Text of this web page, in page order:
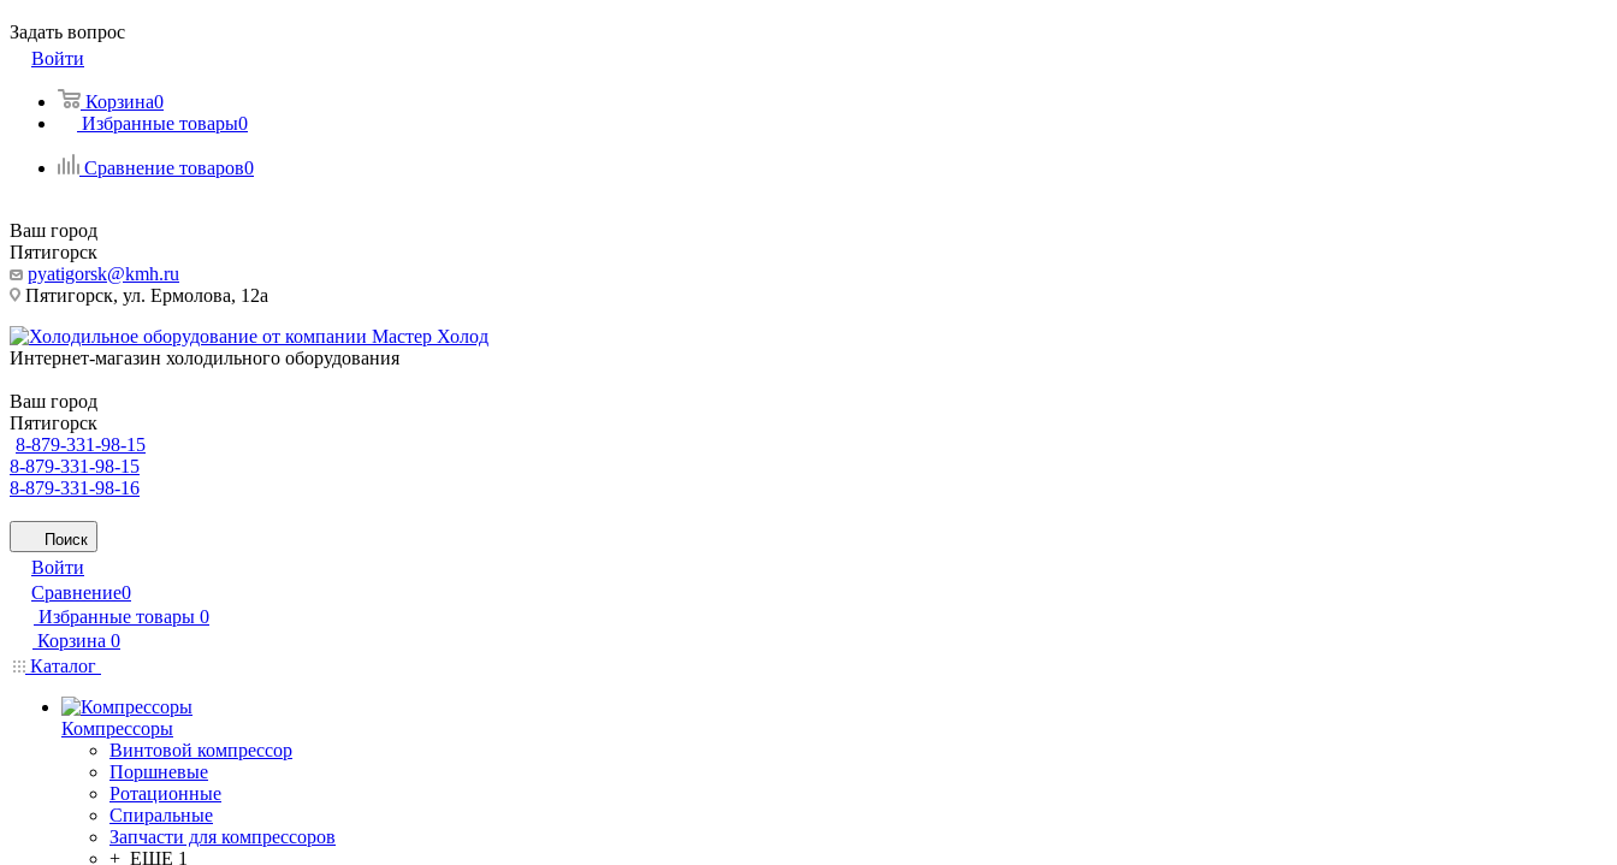
Задать вопрос
Войти
Корзина0
Избранные товары0
Сравнение товаров0
Ваш город
Пятигорск
pyatigorsk@kmh.ru
Пятигорск, ул. Ермолова, 12а
Интернет-магазин холодильного оборудования
Ваш город
Пятигорск
8-879-331-98-15
8-879-331-98-15
8-879-331-98-16
Поиск
Войти
Сравнение0
Избранные товары 0
Корзина 0
Каталог
Компрессоры
Винтовой компрессор
Поршневые
Ротационные
Спиральные
Запчасти для компрессоров
+ ЕЩЕ 1